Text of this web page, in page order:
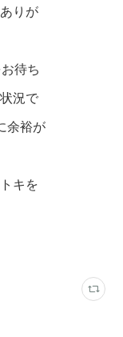
りが
待ち
況で
余裕が
キを